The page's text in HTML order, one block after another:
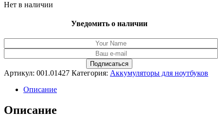
Нет в наличии
Уведомить о наличии
Артикул: 001.01427 Категория: Аккумуляторы для ноутбуков
Описание
Описание